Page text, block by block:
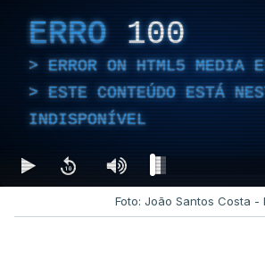
ERRO 100
ERROR ON HTML5 MEDIA
ESTE CONTEÚDO ESTÁ
INDISPONÍVEL
Foto: João Santos Costa -